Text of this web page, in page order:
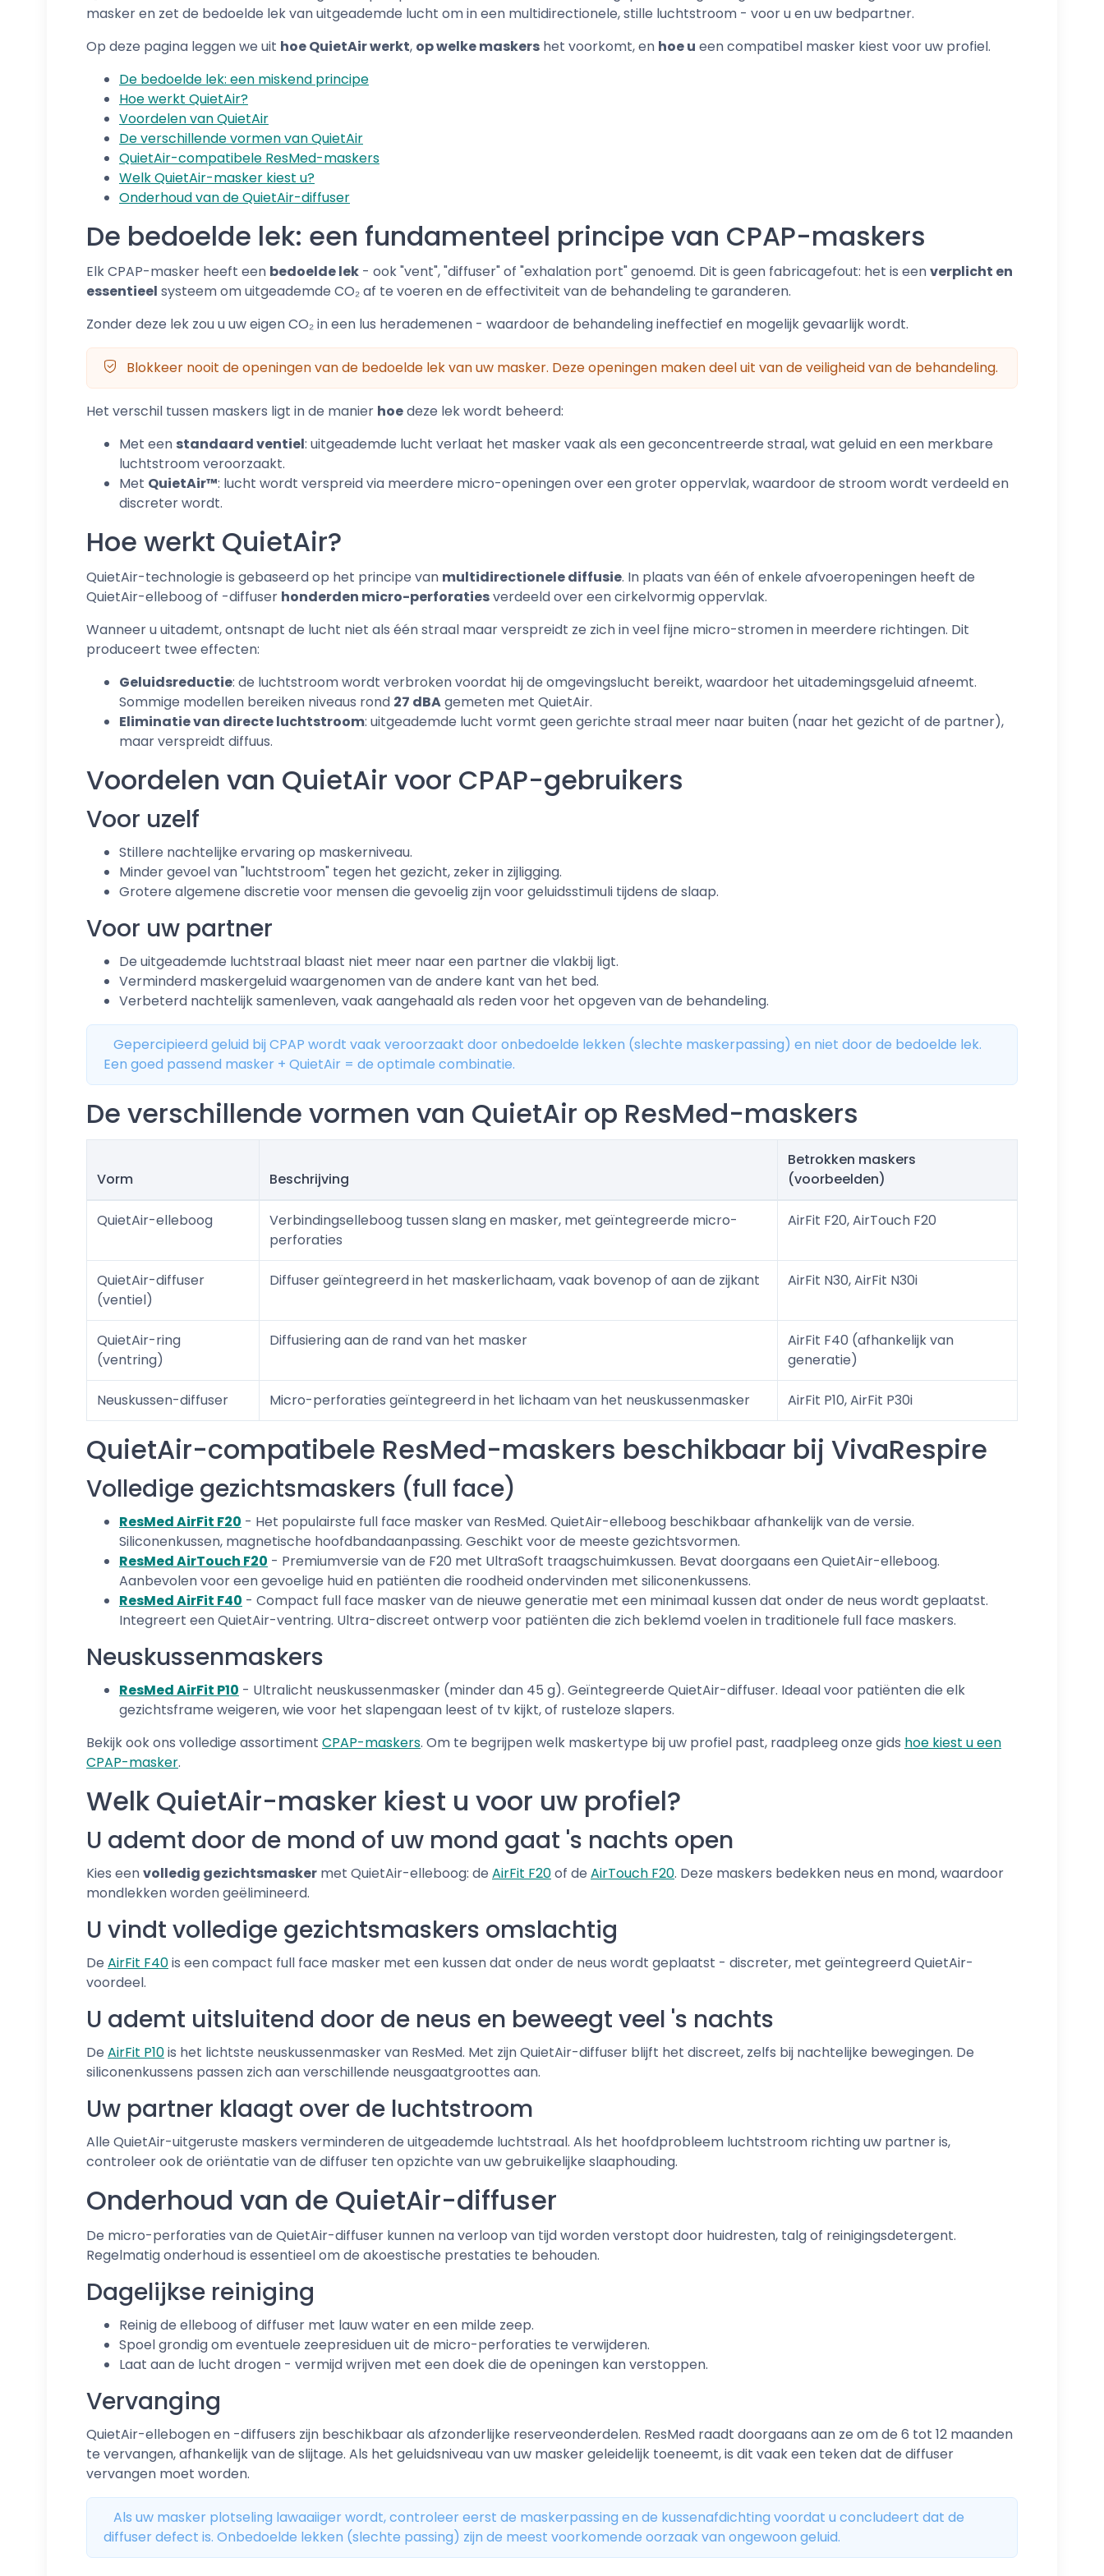
masker en zet de bedoelde lek van uitgeademde lucht om in een multidirectionele, stille luchtstroom - voor u en uw bedpartner.
Op deze pagina leggen we uit hoe QuietAir werkt, op welke maskers het voorkomt, en hoe u een compatibel masker kiest voor uw profiel.
De bedoelde lek: een miskend principe
Hoe werkt QuietAir?
Voordelen van QuietAir
De verschillende vormen van QuietAir
QuietAir-compatibele ResMed-maskers
Welk QuietAir-masker kiest u?
Onderhoud van de QuietAir-diffuser
De bedoelde lek: een fundamenteel principe van CPAP-maskers
Elk CPAP-masker heeft een bedoelde lek - ook "vent", "diffuser" of "exhalation port" genoemd. Dit is geen fabricagefout: het is eenverplicht en
essentieel systeem om uitgeademde CO₂ af te voeren en de effectiviteit van de behandeling te garanderen.
Zonder deze lek zou u uw eigen CO₂ in een lus herademenen - waardoor de behandeling ineffectief en mogelijk gevaarlijk wordt.
Blokkeer nooit de openingen van de bedoelde lek van uw masker. Deze openingen maken deel uit van de veiligheid van de behandeling.
Het verschil tussen maskers ligt in de manier hoedeze lek wordt beheerd:
Met een standaard ventiel: uitgeademde lucht verlaat het masker vaak als een geconcentreerde straal, wat geluid en een merkbare
luchtstroom veroorzaakt.
Met QuietAir™: lucht wordt verspreid via meerdere micro-openingen over een groter oppervlak, waardoor de stroom wordt verdeeld en
discreter wordt.
Hoe werkt QuietAir?
QuietAir-technologie is gebaseerd op het principe van multidirectionele diffusie. In plaats van één of enkele afvoeropeningen heeft de
QuietAir-elleboog of -diffuser honderden micro-perforatiesverdeeld over een cirkelvormig oppervlak.
Wanneer u uitademt, ontsnapt de lucht niet als één straal maar verspreidt ze zich in veel fijne micro-stromen in meerdere richtingen. Dit
produceert twee effecten:
Geluidsreductie: de luchtstroom wordt verbroken voordat hij de omgevingslucht bereikt, waardoor het uitademingsgeluid afneemt.
Sommige modellen bereiken niveaus rond 27 dBAgemeten met QuietAir.
Eliminatie van directe luchtstroom: uitgeademde lucht vormt geen gerichte straal meer naar buiten (naar het gezicht of de partner),
maar verspreidt diffuus.
Voordelen van QuietAir voor CPAP-gebruikers
Voor uzelf
Stillere nachtelijke ervaring op maskerniveau.
Minder gevoel van "luchtstroom" tegen het gezicht, zeker in zijligging.
Grotere algemene discretie voor mensen die gevoelig zijn voor geluidssti­muli tijdens de slaap.
Voor uw partner
De uitgeademde luchtstraal blaast niet meer naar een partner die vlakbij ligt.
Verminderd maskergeluid waargenomen van de andere kant van het bed.
Verbeterd nachtelijk samenleven, vaak aangehaald als reden voor het opgeven van de behandeling.
Gepercipieerd geluid bij CPAP wordt vaak veroorzaakt door onbedoelde lekken (slechte maskerpassing) en niet door de bedoelde lek.
Een goed passend masker + QuietAir = de optimale combinatie.
De verschillende vormen van QuietAir op ResMed-maskers
Vorm Beschrijving
Betrokken maskers
(voorbeelden)
QuietAir-elleboog
Verbindingselleboog tussen slang en masker, met geïntegreerde micro-
perforaties
AirFit F20, AirTouch F20
QuietAir-diffuser
(ventiel)
Diffuser geïntegreerd in het maskerlichaam, vaak bovenop of aan de zijkant AirFit N30, AirFit N30i
QuietAir-ring
(ventring)
Diffusiering aan de rand van het masker
AirFit F40 (afhankelijk van
generatie)
Neuskussen-diffuser Micro-perforaties geïntegreerd in het lichaam van het neuskussenmasker AirFit P10, AirFit P30i
QuietAir-compatibele ResMed-maskers beschikbaar bij VivaRespire
Volledige gezichtsmaskers (full face)
ResMed AirFit F20 - Het populairste full face masker van ResMed. QuietAir-elleboog beschikbaar afhankelijk van de versie.
Siliconenkussen, magnetische hoofdbandaanpassing. Geschikt voor de meeste gezichtsvormen.
ResMed AirTouch F20 - Premiumversie van de F20 met UltraSoft traagschuimkussen. Bevat doorgaans een QuietAir-elleboog.
Aanbevolen voor een gevoelige huid en patiënten die roodheid ondervinden met siliconenkussens.
ResMed AirFit F40 - Compact full face masker van de nieuwe generatie met een minimaal kussen dat onder de neus wordt geplaatst.
Integreert een QuietAir-ventring. Ultra-discreet ontwerp voor patiënten die zich beklemd voelen in traditionele full face maskers.
Neuskussenmaskers
ResMed AirFit P10 - Ultralicht neuskussenmasker (minder dan 45 g). Geïntegreerde QuietAir-diffuser. Ideaal voor patiënten die elk
gezichtsframe weigeren, wie voor het slapengaan leest of tv kijkt, of rusteloze slapers.
Bekijk ook ons volledige assortiment CPAP-maskers. Om te begrijpen welk maskertype bij uw profiel past, raadpleeg onze gids hoe kiest u een
CPAP-masker.
Welk QuietAir-masker kiest u voor uw profiel?
U ademt door de mond of uw mond gaat 's nachts open
Kies eenvolledig gezichtsmasker met QuietAir-elleboog: de AirFit F20of de AirTouch F20. Deze maskers bedekken neus en mond, waardoor
mondlekken worden geëlimineerd.
U vindt volledige gezichtsmaskers omslachtig
De AirFit F40is een compact full face masker met een kussen dat onder de neus wordt geplaatst - discreter, met geïntegreerd QuietAir-
voordeel.
U ademt uitsluitend door de neus en beweegt veel 's nachts
De AirFit P10is het lichtste neuskussenmasker van ResMed. Met zijn QuietAir-diffuser blijft het discreet, zelfs bij nachtelijke bewegingen. De
siliconenkussens passen zich aan verschillende neusgaatgroottes aan.
Uw partner klaagt over de luchtstroom
Alle QuietAir-uitgeruste maskers verminderen de uitgeademde luchtstraal. Als het hoofdprobleem luchtstroom richting uw partner is,
controleer ook de oriëntatie van de diffuser ten opzichte van uw gebruikelijke slaaphouding.
Onderhoud van de QuietAir-diffuser
De micro-perforaties van de QuietAir-diffuser kunnen na verloop van tijd worden verstopt door huidresten, talg of reinigingsdetergent.
Regelmatig onderhoud is essentieel om de akoestische prestaties te behouden.
Dagelijkse reiniging
Reinig de elleboog of diffuser met lauw water en een milde zeep.
Spoel grondig om eventuele zeepresiduen uit de micro-perforaties te verwijderen.
Laat aan de lucht drogen - vermijd wrijven met een doek die de openingen kan verstoppen.
Vervanging
QuietAir-ellebogen en -diffusers zijn beschikbaar als afzonderlijke reserveonderdelen. ResMed raadt doorgaans aan ze om de 6 tot 12 maanden
te vervangen, afhankelijk van de slijtage. Als het geluidsniveau van uw masker geleidelijk toeneemt, is dit vaak een teken dat de diffuser
vervangen moet worden.
Als uw masker plotseling lawaaiiger wordt, controleer eerst de maskerpassing en de kussenafdichting voordat u concludeert dat de
diffuser defect is. Onbedoelde lekken (slechte passing) zijn de meest voorkomende oorzaak van ongewoon geluid.